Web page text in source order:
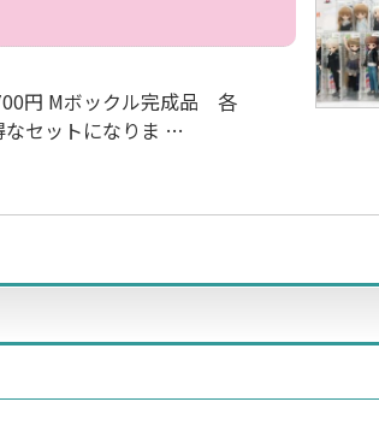
円 Mボックル完成品 各
セットになりま …